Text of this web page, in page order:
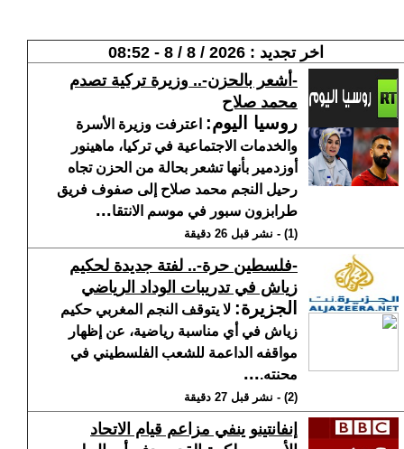
اخر تجديد : 2026 / 8 / 8 - 08:52
-أشعر بالحزن-.. وزيرة تركية تصدم
محمد صلاح
روسيا اليوم:
اعترفت وزيرة الأسرة
والخدمات الاجتماعية في تركيا، ماهينور
أوزدمير بأنها تشعر بحالة من الحزن تجاه
رحيل النجم محمد صلاح إلى صفوف فريق
طرابزون سبور في موسم الانتقا...
(1) - نشر قبل 26 دقيقة
-فلسطين حرة-.. لفتة جديدة لحكيم
زياش في تدريبات الوداد الرياضي
الجزيرة: لا يتوقف النجم المغربي حكيم
زياش في أي مناسبة رياضية، عن إظهار
مواقفه الداعمة للشعب الفلسطيني في
محنته....
(2) - نشر قبل 27 دقيقة
إنفانتينو ينفي مزاعم قيام الاتحاد